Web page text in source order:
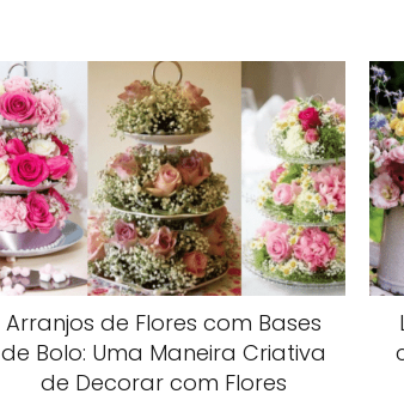
Arranjos de Flores com Bases
de Bolo: Uma Maneira Criativa
de Decorar com Flores